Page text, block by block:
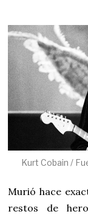
Kurt Cobain /
Murió hace
restos de